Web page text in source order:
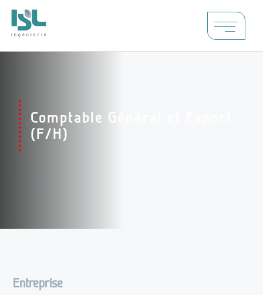
Comptable Général et Export
(F/H)
Entreprise